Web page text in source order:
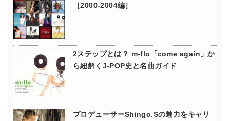
［2000-2004編］
2ステップとは？ m-flo「come again」か
ら紐解くJ-POP史と名曲ガイド
プロデューサーShingo.Sの魅力をキャリ